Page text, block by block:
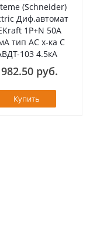
(Schneider)
Диф.автомат
1Р+N 50А
тип AC х-ка C
103 4.5кА
руб.
Купить